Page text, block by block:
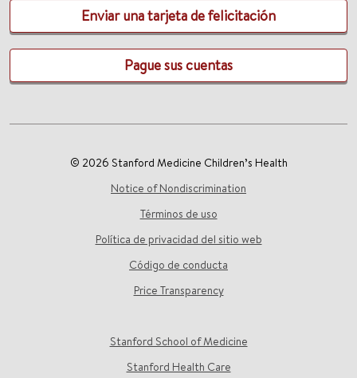
Enviar una tarjeta de felicitación
Pague sus cuentas
© 2026 Stanford Medicine Children’s Health
Notice of Nondiscrimination
Términos de uso
Política de privacidad del sitio web
Código de conducta
Price Transparency
Stanford School of Medicine
Stanford Health Care